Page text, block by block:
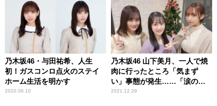
乃木坂46・与田祐希、人生
初！ガスコンロ点火のステイ
ホーム生活を明かす
2020.06.10
乃木坂46 山下美月、一人で焼
肉に行ったところ「気まず
い」事態が発生……「涙の味
がしました」
2021.12.29